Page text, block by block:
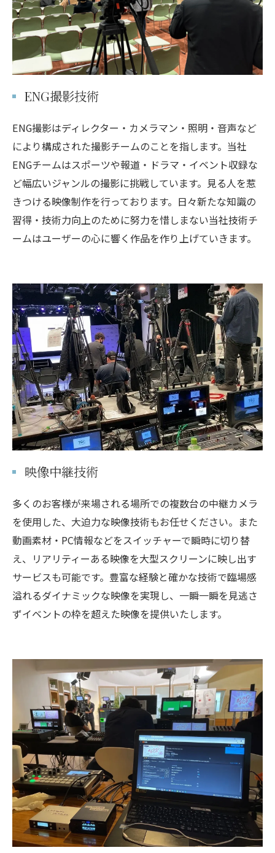
ENG撮影技術
ENG撮影はディレクター・カメラマン・照明・音声など
により構成された撮影チームのことを指します。当社
ENGチームはスポーツや報道・ドラマ・イベント収録な
ど幅広いジャンルの撮影に挑戦しています。見る人を惹
きつける映像制作を行っております。日々新たな知識の
習得・技術力向上のために努力を惜しまない当社技術チ
ームはユーザーの心に響く作品を作り上げていきます。
映像中継技術
多くのお客様が来場される場所での複数台の中継カメラ
を使用した、大迫力な映像技術もお任せください。また
動画素材・PC情報などをスイッチャーで瞬時に切り替
え、リアリティーある映像を大型スクリーンに映し出す
サービスも可能です。豊富な経験と確かな技術で臨場感
溢れるダイナミックな映像を実現し、一瞬一瞬を見逃さ
ずイベントの枠を超えた映像を提供いたします。